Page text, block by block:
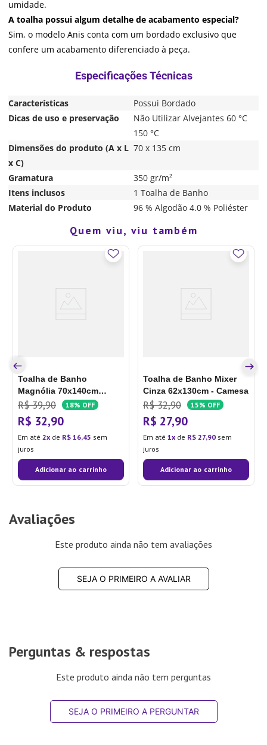
umidade.
A toalha possui algum detalhe de acabamento especial?
Sim, o modelo Anis conta com um bordado exclusivo que
confere um acabamento diferenciado à peça.
Características
Possui Bordado
Dicas de uso e preservação
Não Utilizar Alvejantes 60 °C
150 °C
Dimensões do produto (A x L
x C)
70 x 135 cm
Gramatura
350 gr/m²
Itens inclusos
1 Toalha de Banho
Material do Produto
96 % Algodão 4.0 % Poliéster
Quem viu, viu também
Toalha de Banho
Magnólia 70x140cm
Marrom - Toalhas Groh
R$ 39,90 18% OFF
R$ 32,90
Em até 2 de R$ 16,45 sem
juros
Adicionar ao carrinho
Toalha de Banho Mixer
Cinza 62x130cm - Camesa
R$ 32,90 15% OFF
R$ 27,90
Em até 1 de R$ 27,90 sem
juros
Adicionar ao carrinho
Avaliações
Este produto ainda não tem avaliações
SEJA O PRIMEIRO A AVALIAR
Perguntas & respostas
Este produto ainda não tem perguntas
SEJA O PRIMEIRO A PERGUNTAR